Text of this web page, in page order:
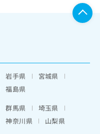
岩手県
宮城県
福島県
群馬県
埼玉県
神奈川県
山梨県